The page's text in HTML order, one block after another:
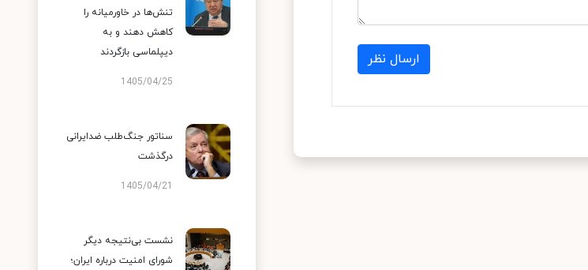
ارسال نظر
تنش‌ها در خاورمیانه را
کاهش دهند و به
دیپلماسی بازگردند
1405/04/25
سناتور جنگ‌طلب ضدایرانی
درگذشت
1405/04/21
نشست بی‌نتیجه دیگر
شورای امنیت درباره ایران؛